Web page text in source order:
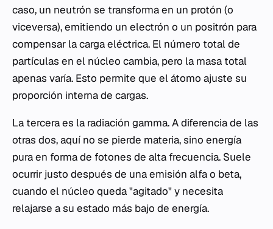
caso, un neutrón se transforma en un protón (o
viceversa), emitiendo un electrón o un positrón para
compensar la carga eléctrica. El número total de
partículas en el núcleo cambia, pero la masa total
apenas varía. Esto permite que el átomo ajuste su
proporción interna de cargas.
La tercera es la radiación gamma. A diferencia de las
otras dos, aquí no se pierde materia, sino energía
pura en forma de fotones de alta frecuencia. Suele
ocurrir justo después de una emisión alfa o beta,
cuando el núcleo queda "agitado" y necesita
relajarse a su estado más bajo de energía.